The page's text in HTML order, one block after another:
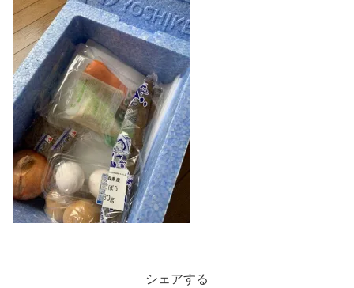
シェアする